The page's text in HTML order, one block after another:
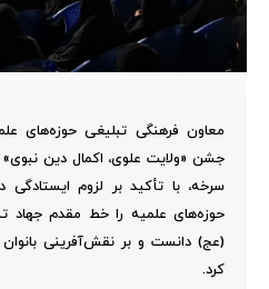
معاون فرهنگی تبلیغی حوزه‌های
جشن «ولایت علوی، اکمال دین
سرخه، با تأکید بر لزوم ایستادگی
حوزه‌های علمیه را خط مقدم جهاد
(عج) دانست و بر نقش‌آفرینی
کرد.